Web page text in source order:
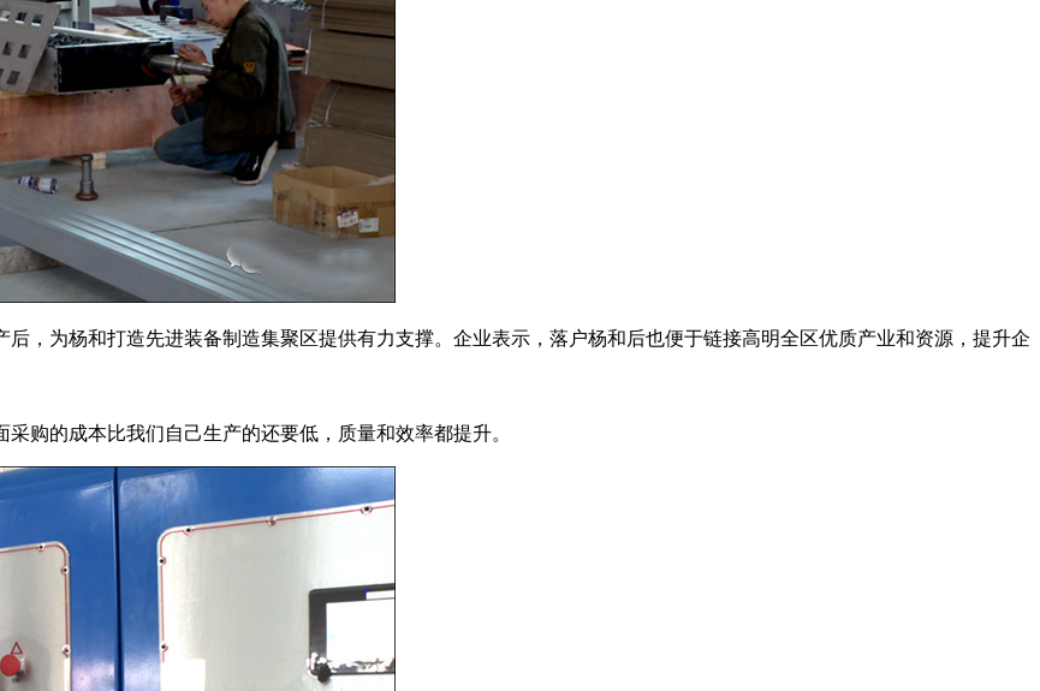
，为杨和打造先进装备制造集聚区提供有力支撑。企业表示，落户杨和后也便于链接高明全区优质产业和资源，提升企
购的成本比我们自己生产的还要低，质量和效率都提升。